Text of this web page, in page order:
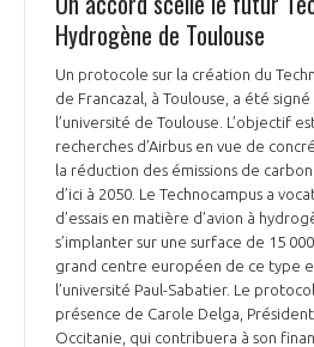
Hydrogène de Toulouse
Un protocole sur la création du
de Francazal, à Toulouse, a été
l’université de Toulouse. L’objectif
recherches d’Airbus en vue de
la réduction des émissions de
d’ici à 2050. Le Technocampus a
d’essais en matière d’avion à
s’implanter sur une surface de 15
grand centre européen de ce type
l’université Paul-Sabatier. Le
présence de Carole Delga,
Occitanie, qui contribuera à son